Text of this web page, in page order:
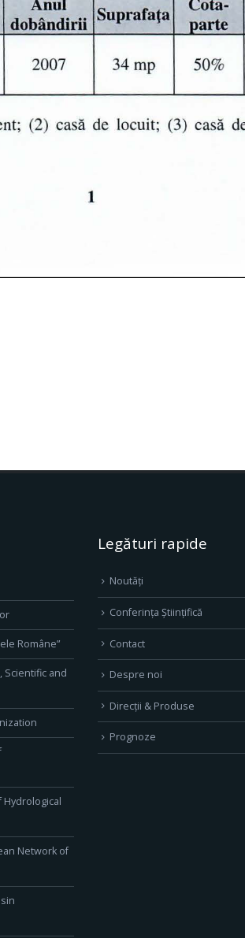
Române”
Scientific and
Network of
Legături rapide
Noutăți
Conferința Științifică
Contact
Despre noi
Direcţii & Produse
Prognoze